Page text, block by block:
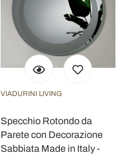
VIADURINI LIVING
Specchio Rotondo da
Parete con Decorazione
Sabbiata Made in Italy -